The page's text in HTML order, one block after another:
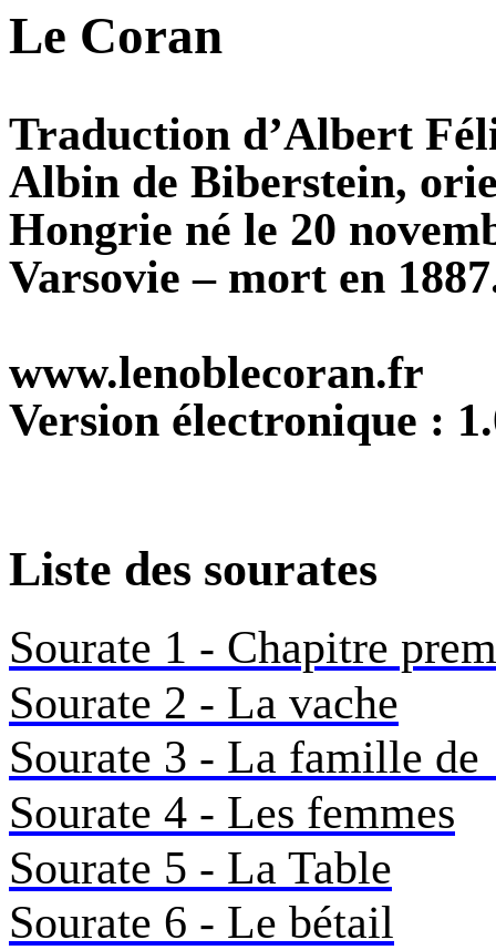
Le Coran
Traduction d’Albert
Albin de Biberstein,
Hongrie né le 20
Varsovie – mort en
www.lenoblecoran.fr
Version électronique :
Liste des sourates
Sourate 1 - Chapitre
Sourate 2 - La vache
Sourate 3 - La famille de
Sourate 4 - Les femmes
Sourate 5 - La Table
Sourate 6 - Le bétail